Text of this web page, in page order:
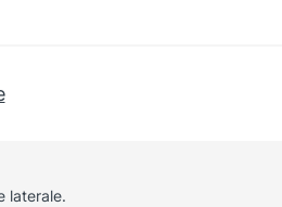
laterale.